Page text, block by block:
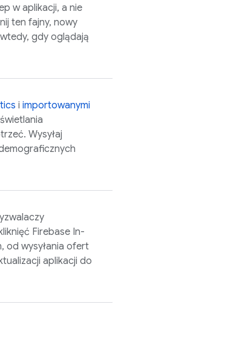
w aplikacji, a nie
ten fajny, nowy
gdy oglądają
i importowanymi
Wysyłaj
Firebase In-
od wysyłania ofert
aplikacji do